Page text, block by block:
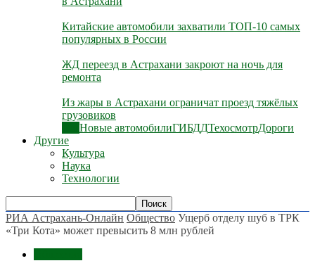
Китайские автомобили захватили ТОП-10 самых
популярных в России
ЖД переезд в Астрахани закроют на ночь для
ремонта
Из жары в Астрахани ограничат проезд тяжёлых
грузовиков
Новые автомобилиГИБДДТехосмотрДороги
Другие
Культура
Наука
Технологии
РИА Астрахань-Онлайн Общество Ущерб отделу шуб в ТРК
«Три Кота» может превысить 8 млн рублей